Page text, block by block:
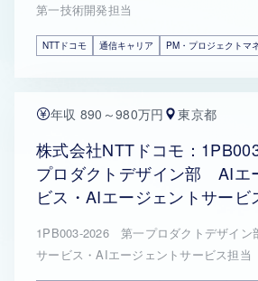
第一技術開発担当
NTTドコモ 通信キャリア PM・プロジェクトマ
年収 890～980万円 東京都
株式会社NTTドコモ：
プロダクトデザイン部 AIエ
ビス・AIエージェントサービ
1PB003-2026 第一プロダクトデザイ
サービス・AIエージェントサービス担当